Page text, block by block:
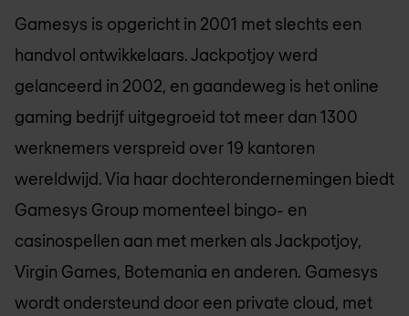
Gamesys is opgericht in 2001 met slechts een
handvol ontwikkelaars. Jackpotjoy werd
gelanceerd in 2002, en gaandeweg is het online
gaming bedrijf uitgegroeid tot meer dan 1300
werknemers verspreid over 19 kantoren
wereldwijd. Via haar dochterondernemingen biedt
Gamesys Group momenteel bingo- en
casinospellen aan met merken als Jackpotjoy,
Virgin Games, Botemania en anderen. Gamesys
wordt ondersteund door een private cloud, met